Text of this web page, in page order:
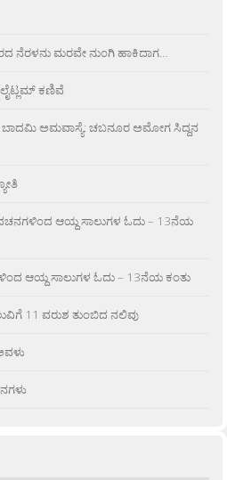
ನೆರಳನು ಮರವೇ ನುಂಗಿ ಹಾಕಿದಾಗ…
ಕಣಿವೆ
ಬಾದಮಿ ಅಮವಾಸ್ಯೆ: ಚಬನೂರ ಅಮೋಗ ಸಿದ್ದನ
ಆಯ್ದ ಸಾಲುಗಳ ಓದು – 13ನೆಯ
ಆಯ್ದ ಸಾಲುಗಳ ಓದು – 13ನೆಯ ಕಂತು
11 ವರುಶ ತುಂಬಿದ ನಲಿವು